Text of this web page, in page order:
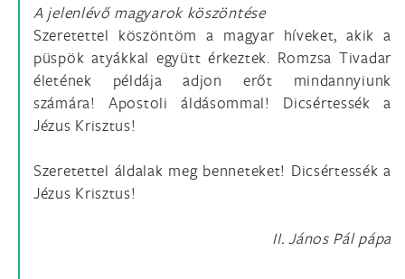
A jelenlévő magyarok köszöntése
Szeretettel köszöntöm a magyar híveket, akik a
püspök atyákkal együtt érkeztek. Romzsa Tivadar
életének példája adjon erőt mindannyiunk
számára! Apostoli áldásommal! Dicsértessék a
Jézus Krisztus!
Szeretettel áldalak meg benneteket! Dicsértessék a
Jézus Krisztus!
II. János Pál pápa